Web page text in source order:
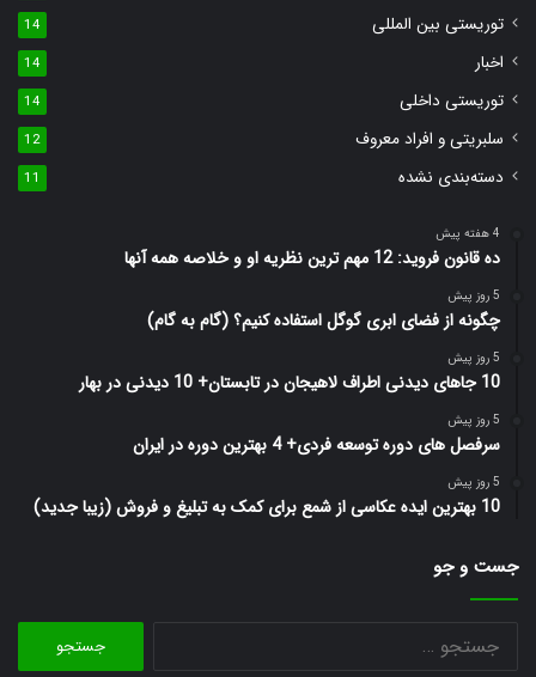
توریستی بین المللی 14
اخبار 14
توریستی داخلی 14
سلبریتی و افراد معروف 12
دسته‌بندی نشده 11
4 هفته پیش
ده قانون فروید: 12 مهم ترین نظریه او و خلاصه همه آنها
5 روز پیش
چگونه از فضای ابری گوگل استفاده کنیم؟ (گام به گام)
5 روز پیش
10 جاهای دیدنی اطراف لاهیجان در تابستان+ 10 دیدنی در بهار
5 روز پیش
سرفصل های دوره توسعه فردی+ 4 بهترین دوره در ایران
5 روز پیش
10 بهترین ایده عکاسی از شمع برای کمک به تبلیغ و فروش (زیبا جدید)
جست و جو